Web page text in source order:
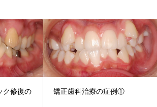
ク修復の
矯正歯科治療の症例①